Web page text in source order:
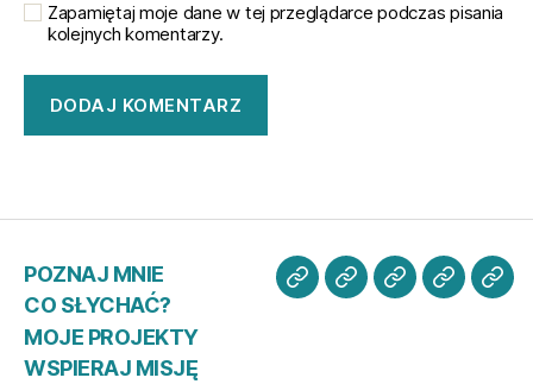
Zapamiętaj moje dane w tej przeglądarce podczas pisania
kolejnych komentarzy.
POZNAJ MNIE
CO SŁYCHAĆ?
MOJE PROJEKTY
WSPIERAJ MISJĘ
POZNAJ
CO
MOJE